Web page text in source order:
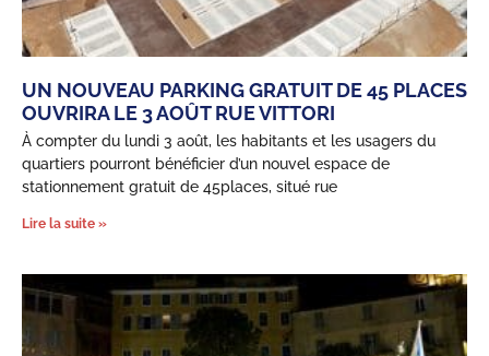
UN NOUVEAU PARKING GRATUIT DE 45 PLACES
OUVRIRA LE 3 AOÛT RUE VITTORI
À compter du lundi 3 août, les habitants et les usagers du
quartiers pourront bénéficier d’un nouvel espace de
stationnement gratuit de 45places, situé rue
Lire la suite »